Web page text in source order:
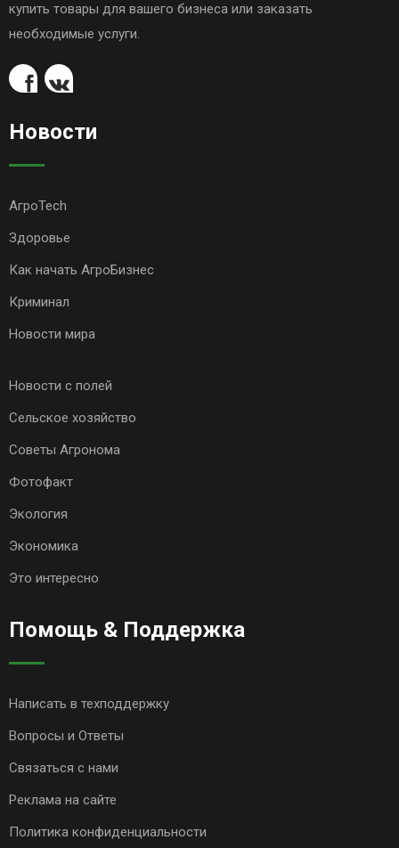
купить товары для вашего бизнеса или заказать
необходимые услуги.
Новости
АгроTech
Здоровье
Как начать АгроБизнес
Криминал
Новости мира
Новости с полей
Сельское хозяйство
Советы Агронома
Фотофакт
Экология
Экономика
Это интересно
Помощь & Поддержка
Написать в техподдержку
Вопросы и Ответы
Связаться с нами
Реклама на сайте
Политика конфиденциальности